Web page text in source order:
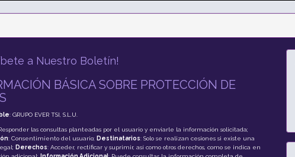
a Nuestro Boletín!
BÁSICA SOBRE PROTECCIÓN DE
: GRUPO EVER TSI, S.L.U.
las consultas planteadas por el usuario y enviarle la información solicitada;
: Consentimiento del usuario; Destinatarios: Solo se realizan cesiones si existe una
Derechos: Acceder, rectificar y suprimir, así como otros derechos, como se indica en